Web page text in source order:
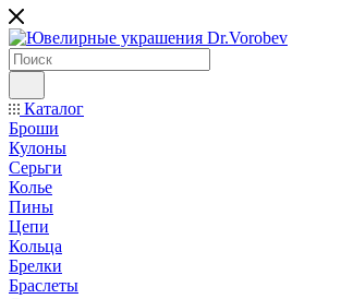
Каталог
Броши
Кулоны
Серьги
Колье
Пины
Цепи
Кольца
Брелки
Браслеты